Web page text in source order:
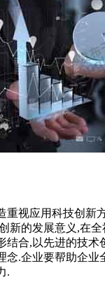
视应用科技创
新的发展意义,在
结合,以先进的技
.企业要帮助企
.